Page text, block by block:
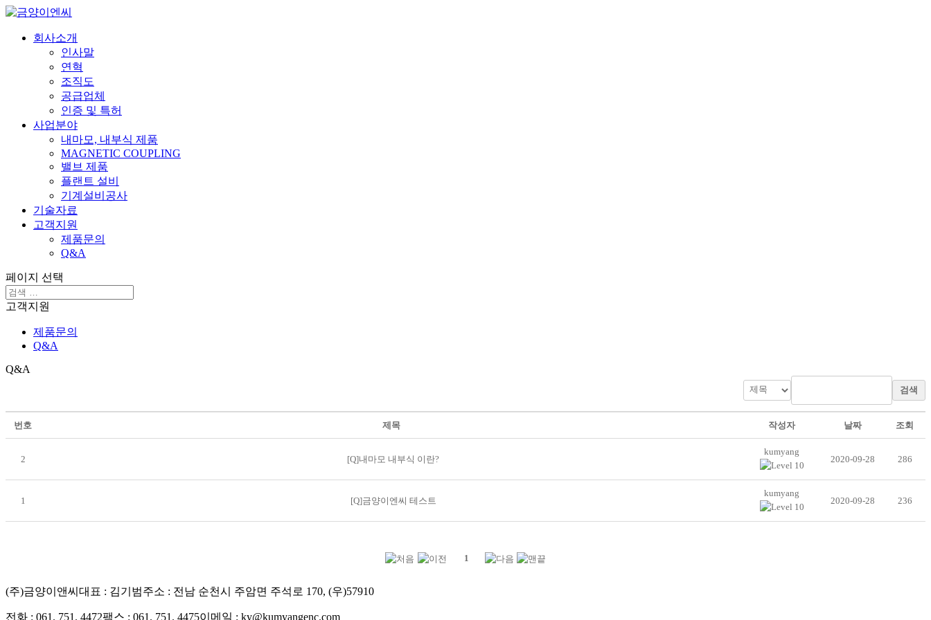
회사소개
인사말
연혁
조직도
공급업체
인증 및 특허
사업분야
내마모, 내부식 제품
MAGNETIC COUPLING
밸브 제품
플랜트 설비
기계설비공사
기술자료
고객지원
제품문의
Q&A
페이지 선택
고객지원
제품문의
Q&A
Q&A
검색
번호 제목 작성자 날짜 조회
2 [Q]내마모 내부식 이란?
kumyang
2020-09-28 286
1 [Q]금양이엔씨 테스트
kumyang
2020-09-28 236
1
(주)금양이앤씨 대표 : 김기범주소 : 전남 순천시 주암면 주석로 170, (우)57910
전화 : 061. 751. 4472팩스 : 061. 751. 4475이메일 : ky@kumyangenc.com